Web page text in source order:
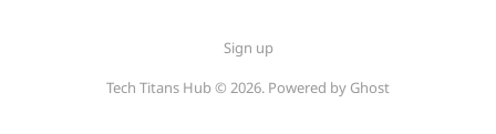
Sign up
Tech Titans Hub © 2026. Powered by Ghost